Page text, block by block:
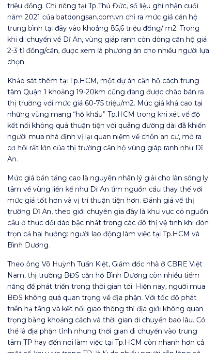
triệu đồng. Chỉ riêng tại Tp.Thủ Đức, số liệu ghi nhận cuối
năm 2021 của batdongsan.com.vn chỉ ra mức giá căn hộ
trung bình tại đây vào khoảng 85,6 triệu đồng/ m2. Trong
khi di chuyển về Dĩ An, vùng giáp ranh còn dòng căn hộ giá
2-3 tỉ đồng/căn, được xem là phương án cho nhiều người lựa
chọn.
Khảo sát thêm tại Tp.HCM, một dự án căn hộ cách trung
tâm Quận 1 khoảng 19-20km cũng đang được chào bán ra
thị trường với mức giá 60-75 triệu/m2. Mức giá khá cao tại
những vùng mang “hộ khẩu” Tp.HCM trong khi xét về độ
kết nối không quá thuận tiện với quãng đường dài đã khiến
người mua nhà định vị lại quan niệm về chốn an cư, mở ra
cơ hội rất lớn của thị trường căn hộ vùng giáp ranh như Dĩ
An.
Mức giá bán tăng cao là nguyên nhân lý giải cho làn sóng ly
tâm về vùng liền kề như Dĩ An tìm nguồn cầu thay thế với
mức giá tốt hơn và vị trí thuận tiện hơn. Đánh giá về thị
trường Dĩ An, theo giới chuyên gia đây là khu vực có nguồn
cầu ở thực dồi dào bậc nhất trong các đô thị vệ tinh khi đón
trọn cả hai hướng: người lao động làm việc tại Tp.HCM và
Bình Dương.
Theo ông Võ Huỳnh Tuấn Kiệt, Giám đốc nhà ở CBRE Việt
Nam, thị trường BĐS căn hộ Bình Dương còn nhiều tiềm
năng để phát triển trong thời gian tới. Hiện nay, người mua
BĐS không quá quan trọng về địa phận. Với tốc độ phát
triển hạ tầng và kết nối giao thông thì địa giới không quan
trọng bằng khoảng cách và thời gian di chuyển bao lâu. Có
thể là địa phận tỉnh nhưng thời gian di chuyển vào trung
tâm TP hay đến nơi làm việc tại Tp.HCM còn nhanh hơn cả